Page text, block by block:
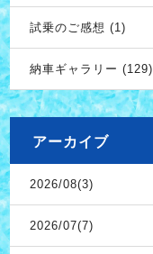
試乗のご感想 (1)
納車ギャラリー (129)
アーカイブ
2026/08(3)
2026/07(7)